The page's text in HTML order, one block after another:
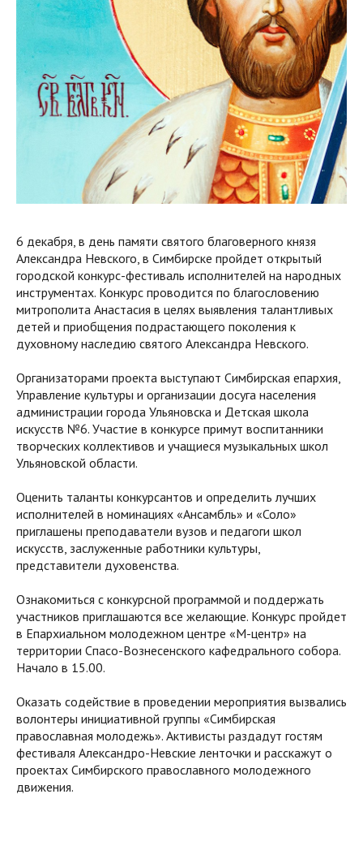
6 декабря, в день памяти святого благоверного князя
Александра Невского, в Симбирске пройдет открытый
городской конкурс-фестиваль исполнителей на народных
инструментах. Конкурс проводится по благословению
митрополита Анастасия в целях выявления талантливых
детей и приобщения подрастающего поколения к
духовному наследию святого Александра Невского.
Организаторами проекта выступают Симбирская епархия,
Управление культуры и организации досуга населения
администрации города Ульяновска и Детская школа
искусств №6. Участие в конкурсе примут воспитанники
творческих коллективов и учащиеся музыкальных школ
Ульяновской области.
Оценить таланты конкурсантов и определить лучших
исполнителей в номинациях «Ансамбль» и «Соло»
приглашены преподаватели вузов и педагоги школ
искусств, заслуженные работники культуры,
представители духовенства.
Ознакомиться с конкурсной программой и поддержать
участников приглашаются все желающие. Конкурс пройдет
в Епархиальном молодежном центре «М-центр» на
территории Спасо-Вознесенского кафедрального собора.
Начало в 15.00.
Оказать содействие в проведении мероприятия вызвались
волонтеры инициативной группы «Симбирская
православная молодежь». Активисты раздадут гостям
фестиваля Александро-Невские ленточки и расскажут о
проектах Симбирского православного молодежного
движения.